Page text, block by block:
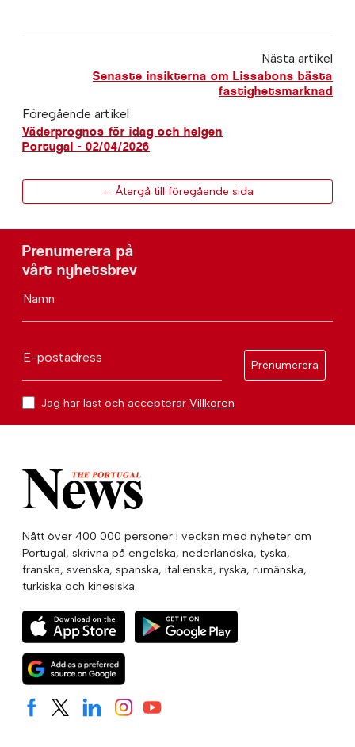
Nästa artikel
Senaste insikterna om Lissabons bästa
fastighetsmarknad
Föregående artikel
Väderprognos för idag och helgen
Portugal - 02/04/2026
← Återgå till föregående sida
Prenumerera på
vårt nyhetsbrev
Namn
E-postadress
Prenumerera
Jag har läst och accepterar Villkoren
Nått över 400 000 personer i veckan med nyheter om
Portugal, skrivna på engelska, nederländska, tyska,
franska, svenska, spanska, italienska, ryska, rumänska,
turkiska och kinesiska.